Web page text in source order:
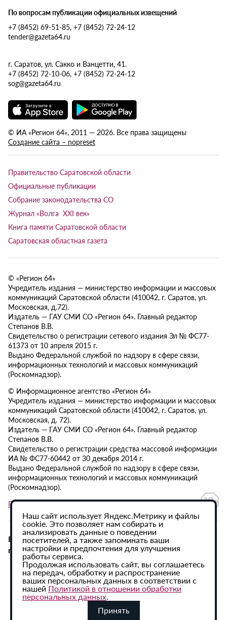
По вопросам публикации официальных извещений
+7 (8452) 69-51-85, +7 (8452) 72-24-12
tender@gazeta64.ru
г. Саратов, ул. Сакко и Ванцетти, 41.
+7 (8452) 72-10-06, +7 (8452) 72-24-12
sog@gazeta64.ru
© ИА «Регион 64», 2011 — 2026. Все права защищены
Создание сайта – nopreset
Правительство Саратовской области
Официальные публикации
Собрание законодательства СО
Журнал «Волга XXI век»
Книга памяти Саратовской области
Саратовская областная газета
© «Регион 64»
Учредитель издания — министерство информации и массовых
коммуникаций Саратовской области (410042, г. Саратов, ул.
Московская, д.72).
Издатель — ГАУ СМИ СО «Регион 64». Главный редактор
Степанов В.В.
Свидетельство о регистрации сетевого издания Эл № ФС77-
61373 от 10 апреля 2015 г.
Выдано Федеральной службой по надзору в сфере связи,
информационных технологий и массовых коммуникаций
(Роскомнадзор).
© Информационное агентство «Регион 64»
Учредитель издания — министерство информации и массовых
коммуникаций Саратовской области (410042, г. Саратов, ул.
Московская, д. 72).
Издатель — ГАУ СМИ СО «Регион 64». Главный редактор
Степанов В.В.
Свидетельство о регистрации средства массовой информации
ИА № ФС77-60442 от 30 декабря 2014 г.
Выдано Федеральной службой по надзору в сфере связи,
информационных технологий и массовых коммуникаций
(Роскомнадзор).
Политика в отношении обработки персональных данных
При использовании материалов сайта активная
гиперссылка на ИА «Регион 64» обязательна.
Наш сайт использует Яндекс.Метрику и файлы
cookie. Это позволяет нам собирать и
анализировать данные о поведении
посетителей, а также запоминать ваши
настройки и предпочтения для улучшения
работы сервиса.
Продолжая использовать сайт, вы соглашаетесь
на передач, обработку и распространение
ваших персональных данных в соответствии с
нашей Политикой в отношении обработки
персональных данных.
Принять